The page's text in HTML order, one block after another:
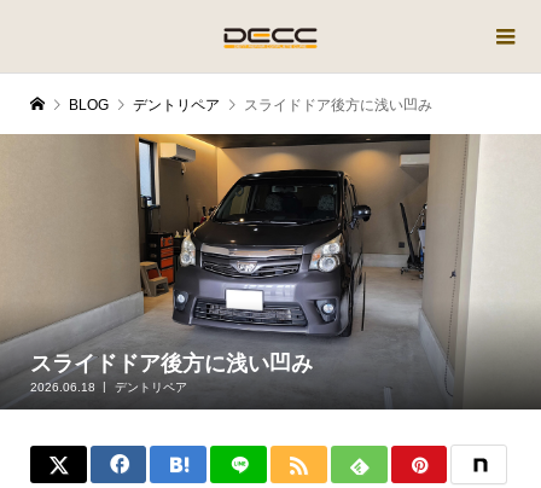
BLOG デントリペア スライドドア後方に浅い凹み
スライドドア後方に浅い凹み
2026.06.18 デントリペア